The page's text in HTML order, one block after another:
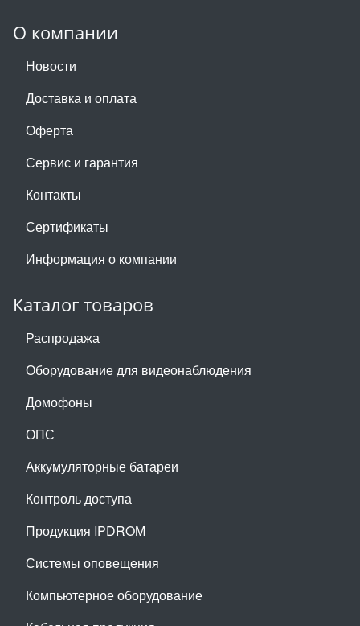
О компании
Новости
Доставка и оплата
Оферта
Сервис и гарантия
Контакты
Сертификаты
Информация о компании
Каталог товаров
Распродажа
Оборудование для видеонаблюдения
Домофоны
ОПС
Аккумуляторные батареи
Контроль доступа
Продукция IPDROM
Системы оповещения
Компьютерное оборудование